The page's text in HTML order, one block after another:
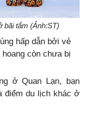
bãi tắm (Ảnh:ST)
hấp dẫn bởi vẻ
còn chưa bị
ở Quan Lạn, bạn
điểm du lịch khác ở